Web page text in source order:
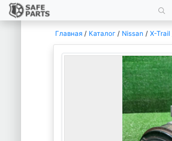
Главная / Каталог / Nissan / X-Trail